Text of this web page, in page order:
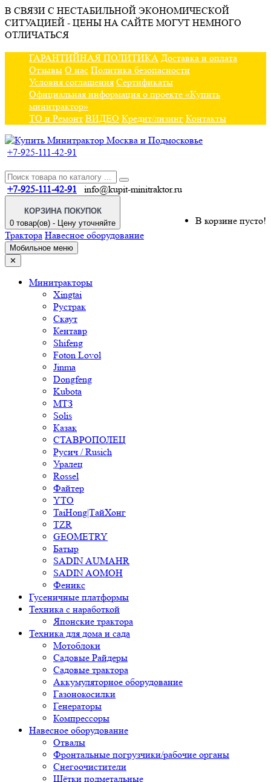
В СВЯЗИ С НЕСТАБИЛЬНОЙ ЭКОНОМИЧЕСКОЙ
СИТУАЦИЕЙ - ЦЕНЫ НА САЙТЕ МОГУТ НЕМНОГО
ОТЛИЧАТЬСЯ
ГАРАНТИЙНАЯ ПОЛИТИКА Доставка и оплата
Отзывы О нас Политика безопасности
Условия соглашения Сертификаты
Официальная информация о проекте «Купить
минитрактор»
ТО и Ремонт ВИДЕО Кредит/лизинг Контакты
+7-925-111-42-91
+7-925-111-42-91 info@kupit-minitraktor.ru
КОРЗИНА ПОКУПОК
0 товар(ов) - Цену уточняйте
В корзине пусто!
Трактора Навесное оборудование
Мобильное меню
✕
Минитракторы
Xingtai
Рустрак
Скаут
Кентавр
Shifeng
Foton Lovol
Jinma
Dongfeng
Kubota
МТЗ
Solis
Казак
СТАВРОПОЛЕЦ
Русич / Rusich
Уралец
Rossel
Файтер
YTO
TaiHong|ТайХонг
TZR
GEOMETRY
Батыр
SADIN AUMAHR
SADIN AOMOH
Феникс
Гусеничные платформы
Техника с наработкой
Японские трактора
Техника для дома и сада
Мотоблоки
Садовые Райдеры
Садовые трактора
Аккумуляторное оборудование
Газонокосилки
Генераторы
Компрессоры
Навесное оборудование
Отвалы
Фронтальные погрузчики/рабочие органы
Снегоочистители
Щётки подметальные